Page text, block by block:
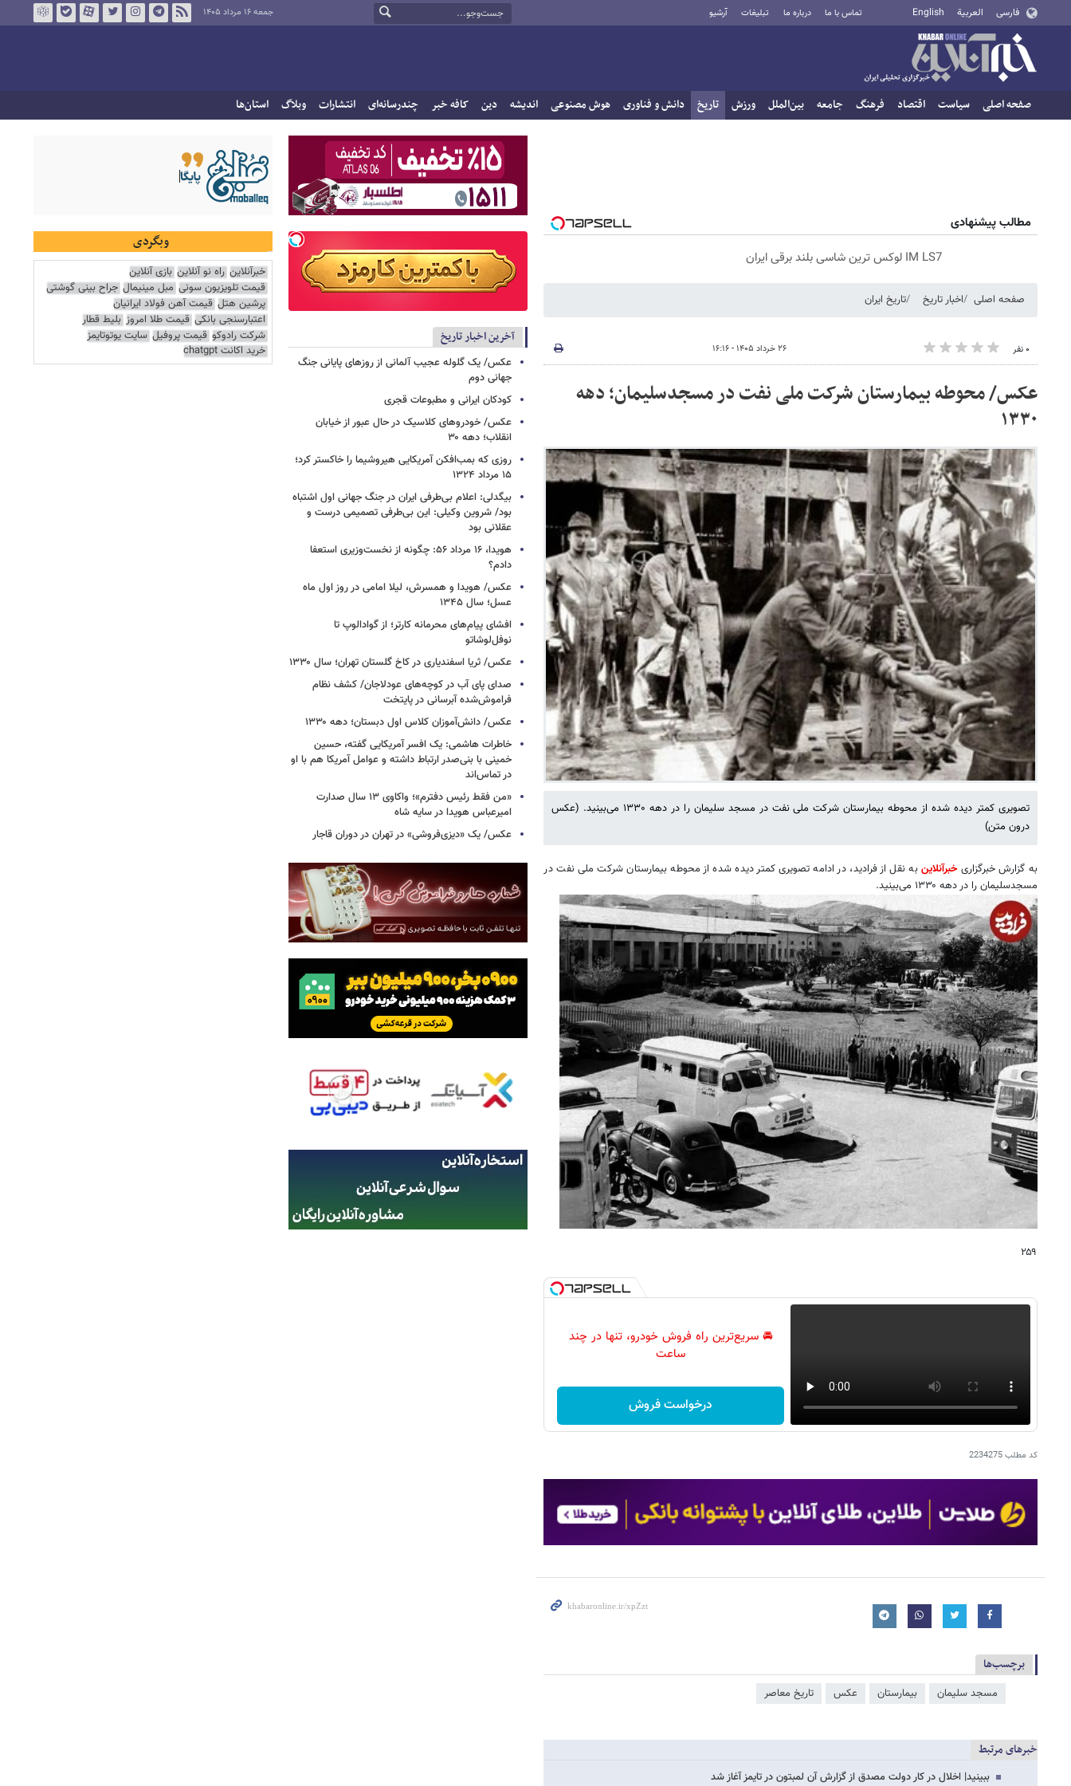
فارسی العربية English تماس با ما درباره ما تبلیغات آرشیو جمعه ۱۶ مرداد ۱۴۰۵
صفحه اصلی سیاست اقتصاد فرهنگ جامعه بین‌الملل ورزش تاریخ دانش و فناوری هوش مصنوعی اندیشه دین کافه خبر چندرسانه‌ای انتشارات وبلاگ استان‌ها
مطالب پیشنهادی
IM LS7 لوکس ترین شاسی بلند برقی ایران
صفحه اصلی اخبار تاریخ تاریخ ایران
۰ نفر ۲۶ خرداد ۱۴۰۵ - ۱۶:۱۶
عکس/ محوطه بیمارستان شرکت ملی نفت در مسجدسلیمان؛ دهه
۱۳۳۰
تصویری کمتر دیده شده از محوطه بیمارستان شرکت ملی نفت در مسجد سلیمان را در دهه ۱۳۳۰ می‌بینید. (عکس
درون متن)
به گزارش خبرگزاریخبرآنلاین به نقل از فرادید، در ادامه تصویری کمتر دیده شده از محوطه بیمارستان شرکت ملی نفت در
مسجدسلیمان را در دهه ۱۳۳۰ می‌بینید.
۲۵۹
🚘 سریع‌ترین راه فروش خودرو، تنها در چند
ساعت
درخواست فروش
کد مطلب2234275
برچسب‌ها
مسجد سلیمان بیمارستان عکس تاریخ معاصر
خبرهای مرتبط
ببینید| اخلال در کار دولت مصدق از گزارش آن لمبتون در تایمز آغاز شد
آخرین اخبار تاریخ
عکس/ یک گلوله عجیب آلمانی از روزهای پایانی جنگ
جهانی دوم
کودکان ایرانی و مطبوعات قجری
عکس/ خودروهای کلاسیک در حال عبور از خیابان
انقلاب؛ دهه ۳۰
روزی که بمب‌افکن آمریکایی هیروشیما را خاکستر کرد؛
۱۵ مرداد ۱۳۲۴
بیگدلی: اعلام بی‌طرفی ایران در جنگ جهانی اول اشتباه
بود/ شروین وکیلی: این بی‌طرفی تصمیمی درست و
عقلانی بود
هویدا، ۱۶ مرداد ۵۶: چگونه از نخست‌وزیری استعفا
دادم؟
عکس/ هویدا و همسرش، لیلا امامی در روز اول ماه
عسل؛ سال ۱۳۴۵
افشای پیام‌های محرمانه کارتر؛ از گوادالوپ تا
نوفل‌لوشاتو
عکس/ ثریا اسفندیاری در کاخ گلستان تهران؛ سال ۱۳۳۰
صدای پای آب در کوچه‌های عودلاجان/ کشف نظام
فراموش‌شده آبرسانی در پایتخت
عکس/ دانش‌آموزان کلاس اول دبستان؛ دهه ۱۳۳۰
خاطرات هاشمی: یک افسر آمریکایی‌ گفته، حسین
خمینی با بنی‌صدر ارتباط داشته و عوامل‌ آمریکا هم با او
در تماس‌اند
«من فقط رئیس دفترم»؛ واکاوی ۱۳ سال صدارت
امیرعباس هویدا در سایه شاه
عکس/ یک «دیزی‌فروشی» در تهران در دوران قاجار
وبگردی
خبرآنلاین راه نو آنلاین بازی آنلاین
قیمت تلویزیون سونی مبل مینیمال جراح بینی گوشتی
پرشین هتل قیمت آهن فولاد ایرانیان
اعتبارسنجی بانکی قیمت طلا امروز بلیط قطار
شرکت رادوکو قیمت پروفیل سایت یوتوتایمز
خرید اکانت chatgpt